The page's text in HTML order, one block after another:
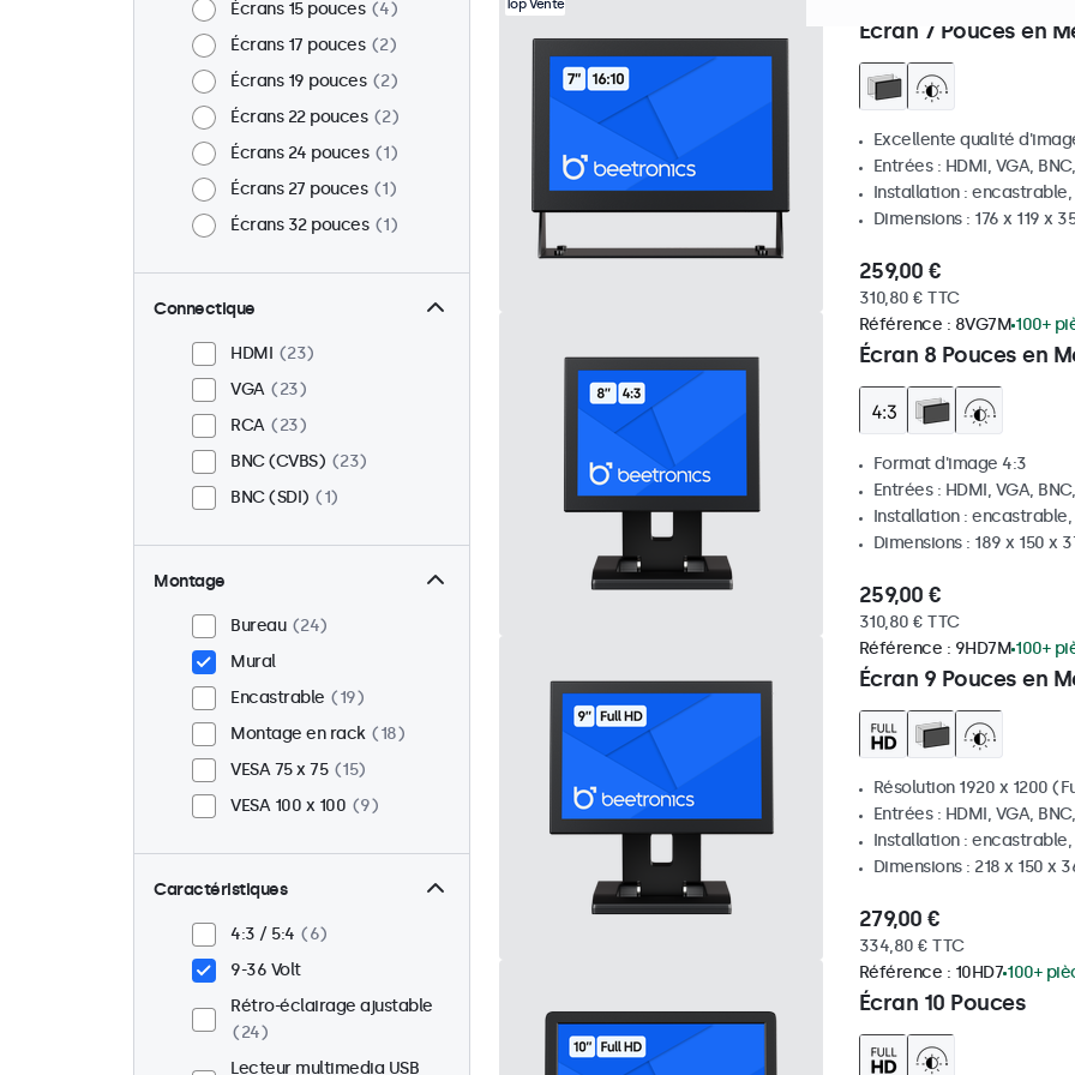
Écrans 15 pouces
4
Écrans 17 pouces
2
Écrans 19 pouces
2
Écrans 22 pouces
2
Écrans 24 pouces
1
Écrans 27 pouces
1
Écrans 32 pouces
1
Connectique
HDMI
23
VGA
23
RCA
23
BNC (CVBS)
23
BNC (SDI)
1
Montage
Bureau
24
Mural
Encastrable
19
Montage en rack
18
VESA 75 x 75
15
VESA 100 x 100
9
Caractéristiques
4:3 / 5:4
6
9-36 Volt
Rétro-éclairage ajustable
24
Lecteur multimedia USB
Top Vente
Écran 7 Pouces en
Excellente qualité
Entrées : HDMI, VGA,
Installation :
Dimensions : 176 x 119 x
259,00 €
310,80 € TTC
Écran 8 Pouces en
Référence : 8VG7M 100+
Format d'image 4:3
Entrées : HDMI, VGA,
Installation :
Dimensions : 189 x 150 x
259,00 €
310,80 € TTC
Écran 9 Pouces en
Référence : 9HD7M 100+
Résolution 1920 x 1200
Entrées : HDMI, VGA,
Installation :
Dimensions : 218 x 150 x
279,00 €
334,80 € TTC
Écran 10 Pouces
Référence : 10HD7 100+